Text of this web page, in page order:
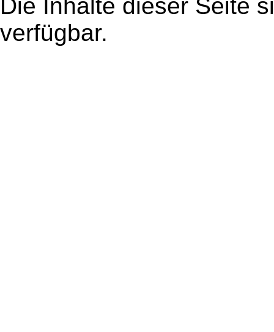
Die Inhalte dieser Seite
verfügbar.